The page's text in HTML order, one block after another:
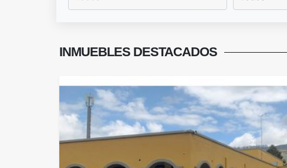
INMUEBLES DESTACADOS